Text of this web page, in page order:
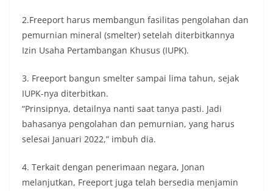
2.Freeport harus membangun fasilitas pengolahan dan
pemurnian mineral (smelter) setelah diterbitkannya
Izin Usaha Pertambangan Khusus (IUPK).
3. Freeport bangun smelter sampai lima tahun, sejak
IUPK-nya diterbitkan.
“Prinsipnya, detailnya nanti saat tanya pasti. Jadi
bahasanya pengolahan dan pemurnian, yang harus
selesai Januari 2022,” imbuh dia.
4. Terkait dengan penerimaan negara, Jonan
melanjutkan, Freeport juga telah bersedia menjamin